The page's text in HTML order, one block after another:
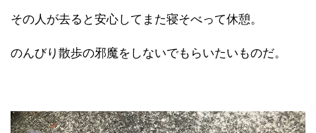
その人が去ると安心してまた寝そべって休憩。
のんびり散歩の邪魔をしないでもらいたいものだ。